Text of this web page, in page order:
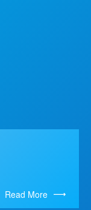
Read More